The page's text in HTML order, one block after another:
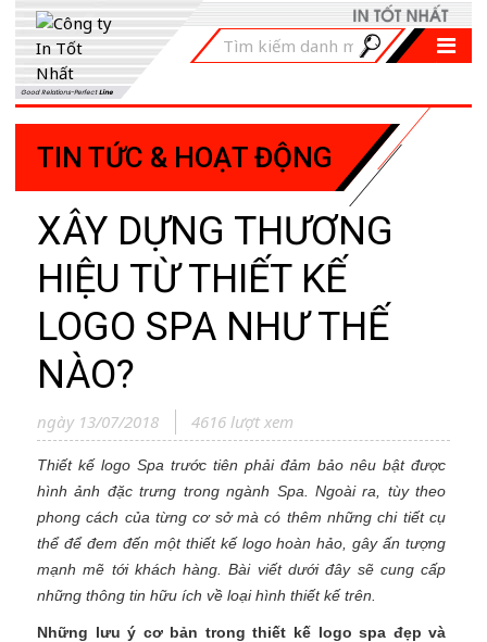
Good Relations-PerfectLine
TIN TỨC & HOẠT ĐỘNG
XÂY DỰNG THƯƠNG
HIỆU TỪ THIẾT KẾ
LOGO SPA NHƯ THẾ
NÀO?
ngày 13/07/2018 4616 lượt xem
Thiết kế logo Spa trước tiên phải đảm bảo nêu bật được
hình ảnh đặc trưng trong ngành Spa. Ngoài ra, tùy theo
phong cách của từng cơ sở mà có thêm những chi tiết cụ
thể để đem đến một thiết kế logo hoàn hảo, gây ấn tượng
mạnh mẽ tới khách hàng. Bài viết dưới đây sẽ cung cấp
những thông tin hữu ích về loại hình thiết kế trên.
Những lưu ý cơ bản trong thiết kế logo spa đẹp và